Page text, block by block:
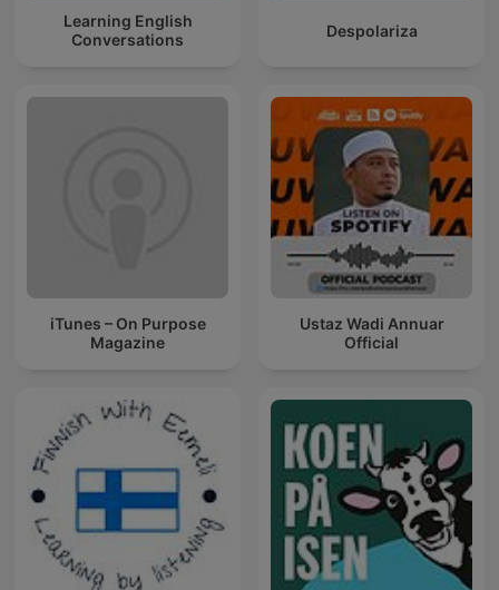
Learning English
Conversations
Despolariza
iTunes – On Purpose
Magazine
Ustaz Wadi Annuar
Official